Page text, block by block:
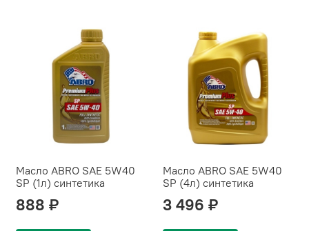
Масло ABRO SAE 5W40
SP (1л) синтетика
888 ₽
Масло ABRO SAE 5W40
SP (4л) синтетика
3 496 ₽